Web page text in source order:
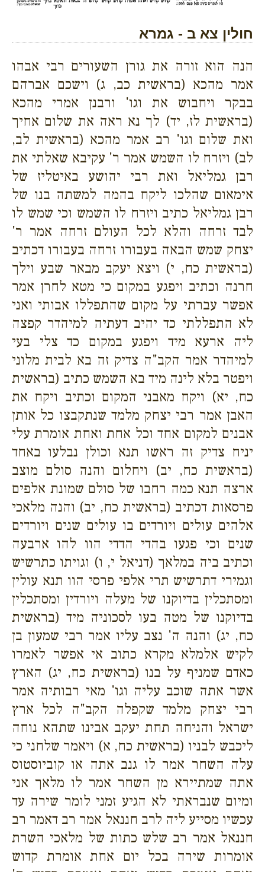
חולין צא ב - גמרא
הנה הוא זורה את גורן השעורים רבי אבהו
אמר מהכא (בראשית כב, ג) וישכם אברהם
בבקר ויחבוש את וגו' ורבנן אמרי מהכא
(בראשית לז, יד) לך נא ראה את שלום אחיך
ואת שלום וגו' רב אמר מהכא (בראשית לב,
לב) ויזרח לו השמש אמר ר' עקיבא שאלתי את
רבן גמליאל ואת רבי יהושע באיטליז של
אימאום שהלכו ליקח בהמה למשתה בנו של
רבן גמליאל כתיב ויזרח לו השמש וכי שמש לו
לבד זרחה והלא לכל העולם זרחה אמר ר'
יצחק שמש הבאה בעבורו זרחה בעבורו דכתיב
(בראשית כח, י) ויצא יעקב מבאר שבע וילך
חרנה וכתיב ויפגע במקום כי מטא לחרן אמר
אפשר עברתי על מקום שהתפללו אבותי ואני
לא התפללתי כד יהיב דעתיה למיהדר קפצה
ליה ארעא מיד ויפגע במקום כד צלי בעי
למיהדר אמר הקב"ה צדיק זה בא לבית מלוני
ויפטר בלא לינה מיד בא השמש כתיב (בראשית
כח, יא) ויקח מאבני המקום וכתיב ויקח את
האבן אמר רבי יצחק מלמד שנתקבצו כל אותן
אבנים למקום אחד וכל אחת ואחת אומרת עלי
יניח צדיק זה ראשו תנא וכולן נבלעו באחד
(בראשית כח, יב) ויחלום והנה סולם מוצב
ארצה תנא כמה רחבו של סולם שמונת אלפים
פרסאות דכתיב (בראשית כח, יב) והנה מלאכי
אלהים עולים ויורדים בו עולים שנים ויורדים
שנים וכי פגעו בהדי הדדי הוו להו ארבעה
וכתיב ביה במלאך (דניאל י, ו) וגויתו כתרשיש
וגמירי דתרשיש תרי אלפי פרסי הוו תנא עולין
ומסתכלין בדיוקנו של מעלה ויורדין ומסתכלין
בדיוקנו של מטה בעו לסכוניה מיד (בראשית
כח, יג) והנה ה' נצב עליו אמר רבי שמעון בן
לקיש אלמלא מקרא כתוב אי אפשר לאמרו
כאדם שמניף על בנו (בראשית כח, יג) הארץ
אשר אתה שוכב עליה וגו' מאי רבותיה אמר
רבי יצחק מלמד שקפלה הקב"ה לכל ארץ
ישראל והניחה תחת יעקב אבינו שתהא נוחה
ליכבש לבניו (בראשית כח, א) ויאמר שלחני כי
עלה השחר אמר לו גנב אתה או קוביוסטוס
אתה שמתיירא מן השחר אמר לו מלאך אני
ומיום שנבראתי לא הגיע זמני לומר שירה עד
עכשיו מסייע ליה לרב חננאל אמר רב דאמר רב
חננאל אמר רב שלש כתות של מלאכי השרת
אומרות שירה בכל יום אחת אומרת קדוש